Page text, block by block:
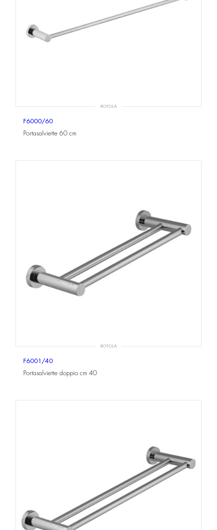
ROTOLA
F6000/60
Portasalviette 60 cm
ROTOLA
F6001/40
Portasalviette doppio cm 40